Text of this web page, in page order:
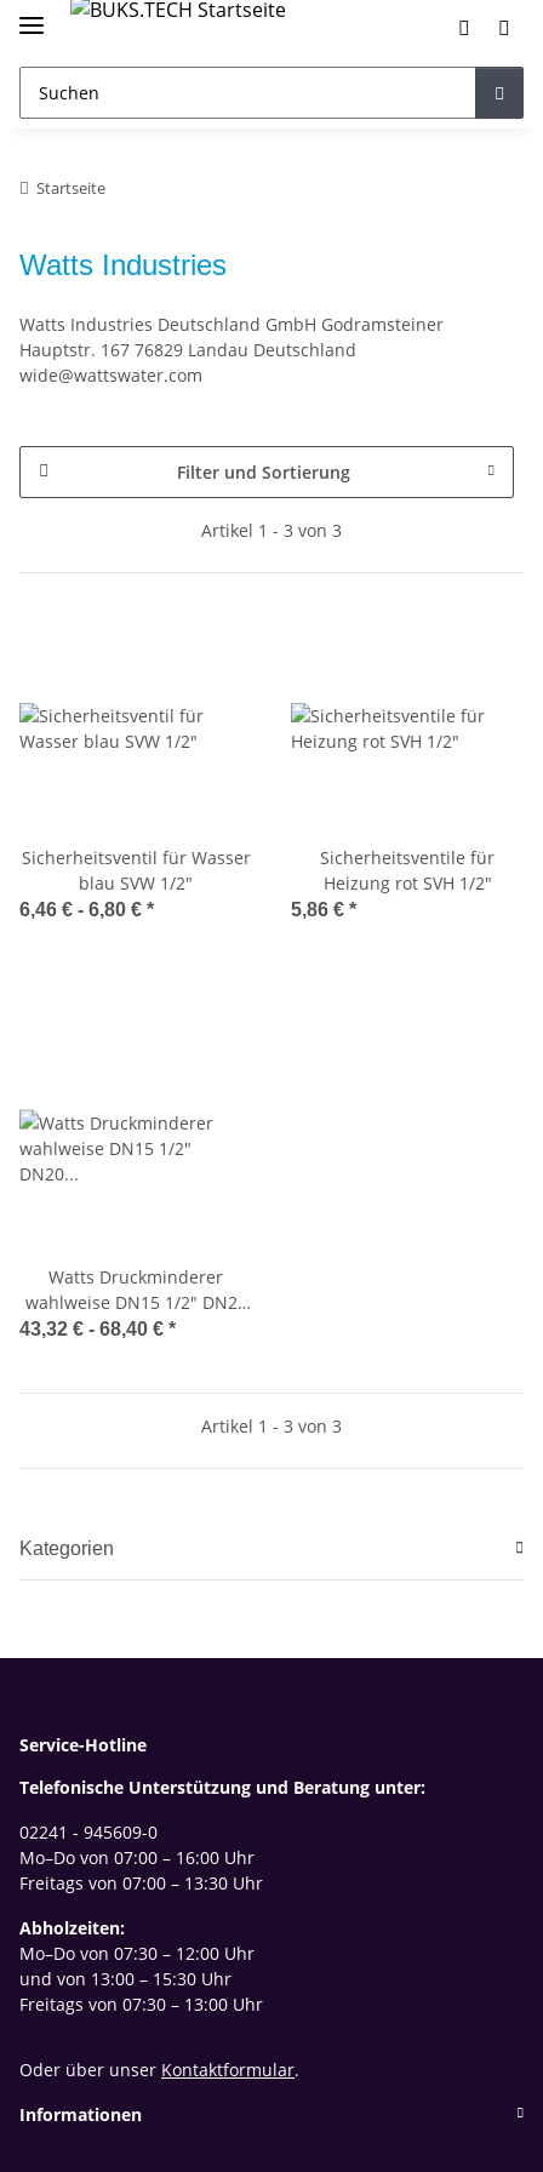
Startseite
Watts Industries
Watts Industries Deutschland GmbH Godramsteiner
Hauptstr. 167 76829 Landau Deutschland
wide@wattswater.com
Filter und Sortierung
Artikel 1 - 3 von 3
Sicherheitsventil für Wasser
blau SVW 1/2"
6,46 € - 6,80 € *
Sicherheitsventile für
Heizung rot SVH 1/2"
5,86 € *
Watts Druckminderer
wahlweise DN15 1/2" DN20
3/4" DN25 1" Typ DRV/N
43,32 € - 68,40 € *
Artikel 1 - 3 von 3
Kategorien
Service-Hotline
Telefonische Unterstützung und Beratung unter:
02241 - 945609-0
Mo–Do von 07:00 – 16:00 Uhr
Freitags von 07:00 – 13:30 Uhr
Abholzeiten:
Mo–Do von 07:30 – 12:00 Uhr
und von 13:00 – 15:30 Uhr
Freitags von 07:30 – 13:00 Uhr
Oder über unser Kontaktformular.
Informationen